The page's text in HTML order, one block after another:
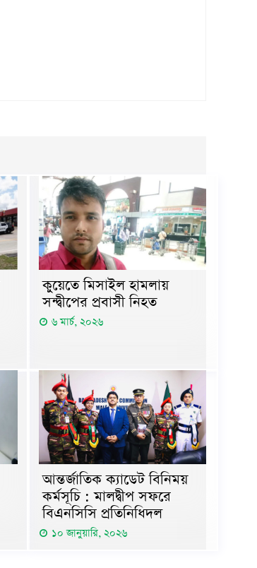
কুয়েতে মিসাইল হামলায়
সন্দ্বীপের প্রবাসী নিহত
৬ মার্চ, ২০২৬
আন্তর্জাতিক ক্যাডেট বিনিময়
কর্মসূচি : মালদ্বীপ সফরে
বিএনসিসি প্রতিনিধিদল
১০ জানুয়ারি, ২০২৬